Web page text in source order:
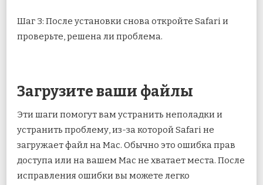
Шаг 3: После установки снова откройте Safari и
проверьте, решена ли проблема.
Загрузите ваши файлы
Эти шаги помогут вам устранить неполадки и
устранить проблему, из-за которой Safari не
загружает файл на Mac. Обычно это ошибка прав
доступа или на вашем Mac не хватает места. После
исправления ошибки вы можете легко